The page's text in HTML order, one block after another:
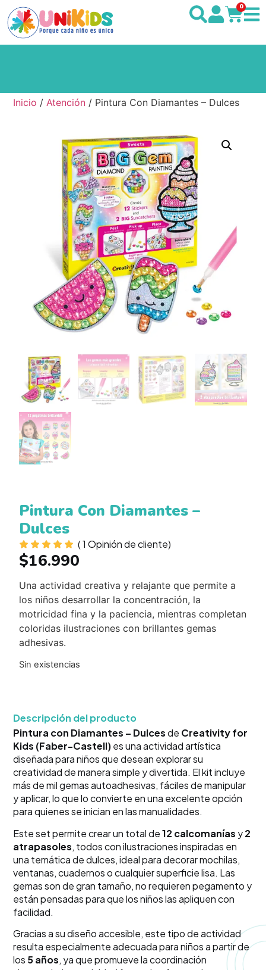
0
Inicio / Atención / Pintura Con Diamantes – Dulces
Pintura Con Diamantes –
Dulces
(1 Opinión de cliente)
$16.990
Una actividad creativa y relajante que permite a
los niños desarrollar la concentración, la
motricidad fina y la paciencia, mientras completan
coloridas ilustraciones con brillantes gemas
adhesivas.
Sin existencias
Descripción del producto
Pintura con Diamantes – Dulcesde Creativity for
Kids (Faber-Castell)es una actividad artística
diseñada para niños que desean explorar su
creatividad de manera simple y divertida. El kit incluye
más de mil gemas autoadhesivas, fáciles de manipular
y aplicar, lo que lo convierte en una excelente opción
para quienes se inician en las manualidades.
Este set permite crear un total de12 calcomanías y2
atrapasoles, todos con ilustraciones inspiradas en
una temática de dulces, ideal para decorar mochilas,
ventanas, cuadernos o cualquier superficie lisa. Las
gemas son de gran tamaño, no requieren pegamento y
están pensadas para que los niños las apliquen con
facilidad.
Gracias a su diseño accesible, este tipo de actividad
resulta especialmente adecuada para niños a partir de
los 5 años, ya que promueve la coordinación